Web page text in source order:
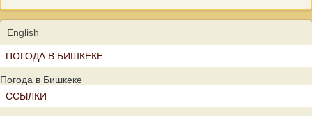
English
ПОГОДА В БИШКЕКЕ
Погода в Бишкеке
ССЫЛКИ